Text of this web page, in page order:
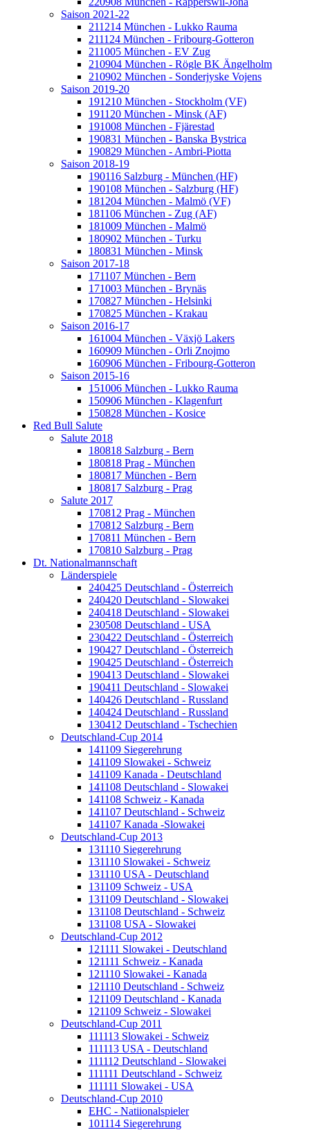
Saison 2021-22
211214 München - Lukko Rauma
211124 München - Fribourg-Gotteron
211005 München - EV Zug
210904 München - Rögle BK Ängelholm
210902 München - Sonderjyske Vojens
Saison 2019-20
191210 München - Stockholm (VF)
191120 München - Minsk (AF)
191008 München - Fjärestad
190831 München - Banska Bystrica
190829 München - Ambri-Piotta
Saison 2018-19
190116 Salzburg - München (HF)
190108 München - Salzburg (HF)
181204 München - Malmö (VF)
181106 München - Zug (AF)
181009 München - Malmö
180902 München - Turku
180831 München - Minsk
Saison 2017-18
171107 München - Bern
171003 München - Brynäs
170827 München - Helsinki
170825 München - Krakau
Saison 2016-17
161004 München - Växjö Lakers
160909 München - Orli Znojmo
160906 München - Fribourg-Gotteron
Saison 2015-16
151006 München - Lukko Rauma
150906 München - Klagenfurt
150828 München - Kosice
Red Bull Salute
Salute 2018
180818 Salzburg - Bern
180818 Prag - München
180817 München - Bern
180817 Salzburg - Prag
Salute 2017
170812 Prag - München
170812 Salzburg - Bern
170811 München - Bern
170810 Salzburg - Prag
Dt. Nationalmannschaft
Länderspiele
240425 Deutschland - Österreich
240420 Deutschland - Slowakei
240418 Deutschland - Slowakei
230508 Deutschland - USA
230422 Deutschland - Österreich
190427 Deutschland - Österreich
190425 Deutschland - Österreich
190413 Deutschland - Slowakei
190411 Deutschland - Slowakei
140426 Deutschland - Russland
140424 Deutschland - Russland
130412 Deutschland - Tschechien
Deutschland-Cup 2014
141109 Siegerehrung
141109 Slowakei - Schweiz
141109 Kanada - Deutschland
141108 Deutschland - Slowakei
141108 Schweiz - Kanada
141107 Deutschland - Schweiz
141107 Kanada -Slowakei
Deutschland-Cup 2013
131110 Siegerehrung
131110 Slowakei - Schweiz
131110 USA - Deutschland
131109 Schweiz - USA
131109 Deutschland - Slowakei
131108 Deutschland - Schweiz
131108 USA - Slowakei
Deutschland-Cup 2012
121111 Slowakei - Deutschland
121111 Schweiz - Kanada
121110 Slowakei - Kanada
121110 Deutschland - Schweiz
121109 Deutschland - Kanada
121109 Schweiz - Slowakei
Deutschland-Cup 2011
111113 Slowakei - Schweiz
111113 USA - Deutschland
111112 Deutschland - Slowakei
111111 Deutschland - Schweiz
111111 Slowakei - USA
Deutschland-Cup 2010
EHC - Natiionalspieler
101114 Siegerehrung